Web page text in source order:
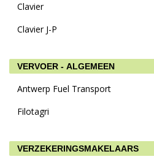
Clavier
Clavier J-P
VERVOER - ALGEMEEN
Antwerp Fuel Transport
Filotagri
VERZEKERINGSMAKELAARS